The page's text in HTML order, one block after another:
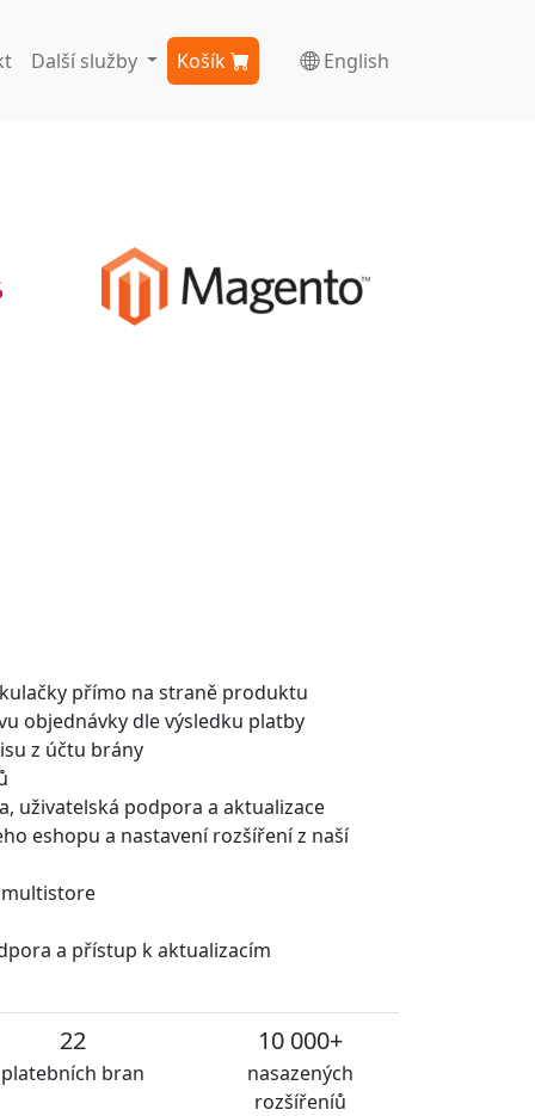
Další služby Košík English
přímo na straně produktu
objednávky dle výsledku platby
z účtu brány
uživatelská podpora a aktualizace
eshopu a nastavení rozšíření z naší
a přístup k aktualizacím
22
platebních bran
10 000+
nasazených
rozšířeníů